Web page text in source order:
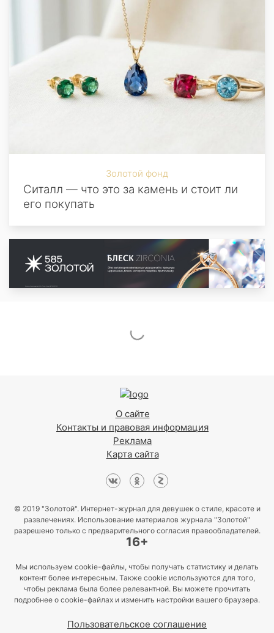
Золотой фонд
Ситалл — что это за камень и стоит ли
его покупать
О сайте
Контакты и правовая информация
Реклама
Карта сайта
© 2019 "Золотой". Интернет-журнал для девушек о стиле, красоте и
развлечениях. Использование материалов журнала "Золотой"
разрешено только с предварительного согласия правообладателей.
16+
Мы используем cookie-файлы, чтобы получать статистику и делать
контент более интересным. Также cookie используются для того,
чтобы реклама была более релевантной. Вы можете прочитать
подробнее о cookie-файлах и изменить настройки вашего браузера.
Пользовательское соглашение